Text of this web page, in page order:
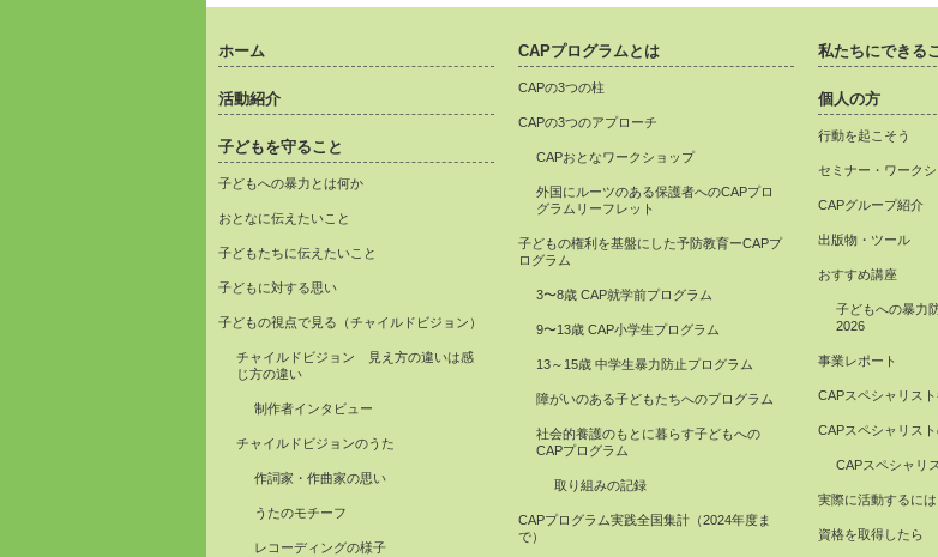
ホーム
活動紹介
子どもを守ること
子どもへの暴力とは何か
おとなに伝えたいこと
子どもたちに伝えたいこと
子どもに対する思い
子どもの視点で見る（チャイルドビジョン）
チャイルドビジョン 見え方の違いは感
じ方の違い
制作者インタビュー
チャイルドビジョンのうた
作詞家・作曲家の思い
うたのモチーフ
レコーディングの様子
CAPプログラムとは
CAPの3つの柱
CAPの3つのアプローチ
CAPおとなワークショップ
外国にルーツのある保護者へのCAPプロ
グラムリーフレット
子どもの権利を基盤にした予防教育ーCAPプ
ログラム
3〜8歳 CAP就学前プログラム
9〜13歳 CAP小学生プログラム
13～15歳 中学生暴力防止プログラム
障がいのある子どもたちへのプログラム
社会的養護のもとに暮らす子どもへの
CAPプログラム
取り組みの記録
CAPプログラム実践全国集計（2024年度ま
で）
私たちにできる
個人の方
行動を起こそう
セミナー・ワーク
CAPグループ紹介
出版物・ツール
おすすめ講座
子どもへの暴力
2026
事業レポート
CAPスペシャリス
CAPスペシャリスト
CAPスペシャリ
実際に活動するには
資格を取得したら